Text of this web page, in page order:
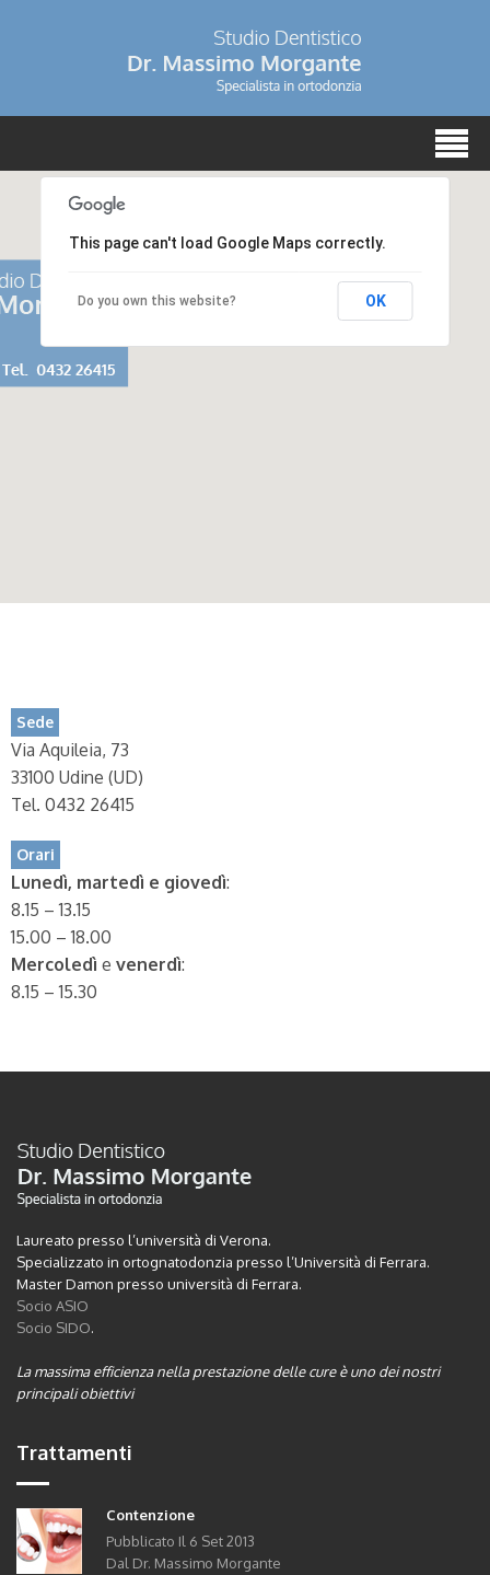
This page can't load Google Maps correctly.
Do you own this website? OK
Sede
Via Aquileia, 73
33100 Udine (UD)
Tel. 0432 26415
Orari
Lunedì, martedì e giovedì:
8.15 – 13.15
15.00 – 18.00
Mercoledì e venerdì:
8.15 – 15.30
Laureato presso l’università di Verona.
Specializzato in ortognatodonzia presso l’Università di Ferrara.
Master Damon presso università di Ferrara.
Socio ASIO
Socio SIDO.
La massima efficienza nella prestazione delle cure è uno dei nostri
principali obiettivi
Trattamenti
Contenzione
Pubblicato Il 6 Set2013
Dal Dr. Massimo Morgante